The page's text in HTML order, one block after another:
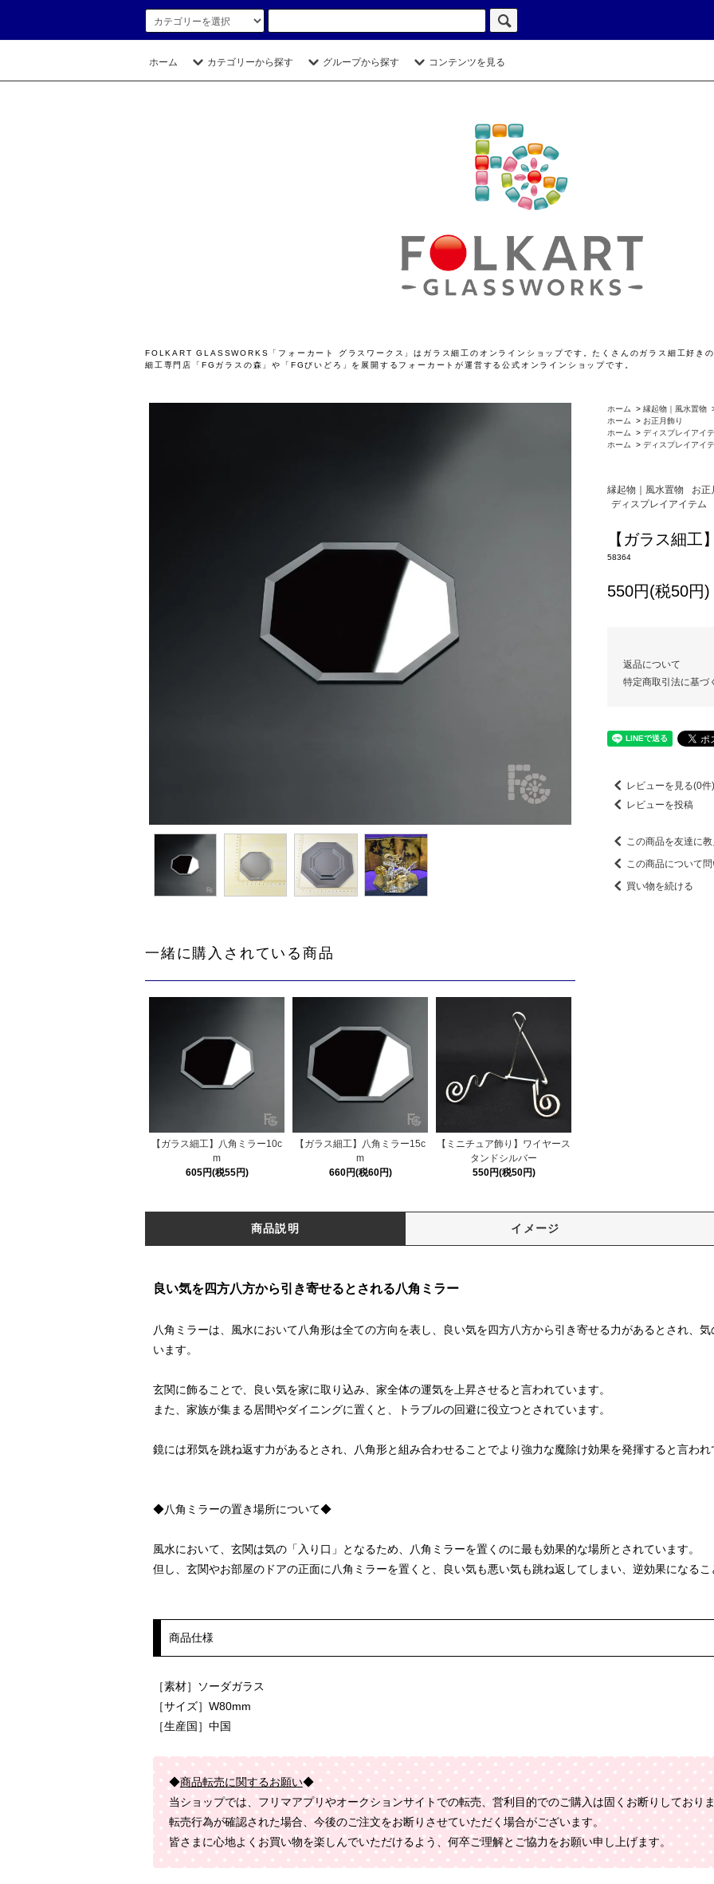
ホーム カテゴリーから探す グループから探す コンテンツを見る
FOLKART GLASSWORKS「フォーカート グラスワークス」はガラス細工のオンラインショップです。たくさんのガラス細工好き
細工専門店「FGガラスの森」や「FGびいどろ」を展開するフォーカートが運営する公式オンラインショップです。
一緒に購入されている商品
【ガラス細工】八角ミラー10c
m
605円(税55円)
【ガラス細工】八角ミラー15c
m
660円(税60円)
【ミニチュア飾り】ワイヤース
タンドシルバー
550円(税50円)
ホーム > 縁起物｜風水置物
ホーム
> お正月飾り
ホーム
> ディスプレイアイ
ホーム
> ディスプレイアイ
縁起物｜風水置物 お正
ディスプレイアイテム
【ガラス細工
58364
550円(税50円)
返品について
特定商取引法に基づ
レビューを見る(0件)
レビューを投稿
この商品を友達に
この商品について
買い物を続ける
商品説明 イメージ
良い気を四方八方から引き寄せるとされる八角ミラー
八角ミラーは、風水において八角形は全ての方向を表し、良い気を四方八方から引き寄せる力があるとされ、
います。
玄関に飾ることで、良い気を家に取り込み、家全体の運気を上昇させると言われています。
また、家族が集まる居間やダイニングに置くと、トラブルの回避に役立つとされています。
鏡には邪気を跳ね返す力があるとされ、八角形と組み合わせることでより強力な魔除け効果を発揮すると言われ
◆八角ミラーの置き場所について◆
風水において、玄関は気の「入り口」となるため、八角ミラーを置くのに最も効果的な場所とされています。
但し、玄関やお部屋のドアの正面に八角ミラーを置くと、良い気も悪い気も跳ね返してしまい、逆効果になるこ
商品仕様
［素材］ソーダガラス
［サイズ］W80mm
［生産国］中国
◆商品転売に関するお願い◆
当ショップでは、フリマアプリやオークションサイトでの転売、営利目的でのご購入は固くお断りしており
転売行為が確認された場合、今後のご注文をお断りさせていただく場合がございます。
皆さまに心地よくお買い物を楽しんでいただけるよう、何卒ご理解とご協力をお願い申し上げます。